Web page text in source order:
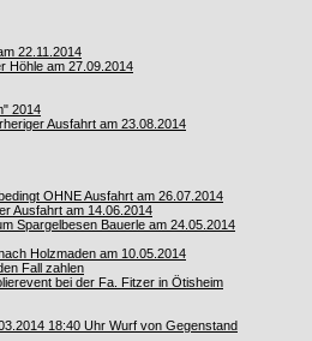
22.11.2014
Höhle am 27.09.2014
2014
Ausfahrt am 23.08.2014
OHNE Ausfahrt am 26.07.2014
Ausfahrt am 14.06.2014
Spargelbesen Bauerle am 24.05.2014
Holzmaden am 10.05.2014
Fall zahlen
bei der Fa. Fitzer in Ötisheim
18:40 Uhr Wurf von Gegenstand